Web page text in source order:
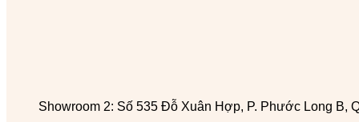
Showroom 2: Số 535 Đỗ Xuân Hợp, P. Phước Long B,